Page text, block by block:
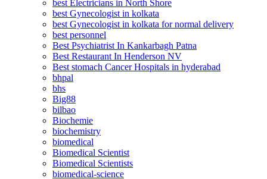
best Electricians in North Shore
best Gynecologist in kolkata
best Gynecologist in kolkata for normal delivery
best personnel
Best Psychiatrist In Kankarbagh Patna
Best Restaurant In Henderson NV
Best stomach Cancer Hospitals in hyderabad
bhpal
bhs
Big88
bilbao
Biochemie
biochemistry
biomedical
Biomedical Scientist
Biomedical Scientists
biomedical-science